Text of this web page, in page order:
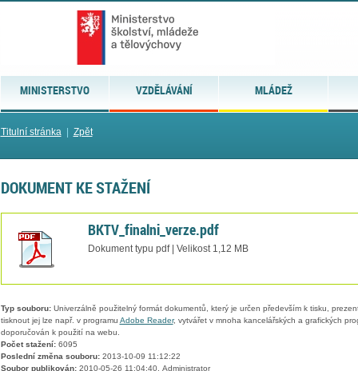
MINISTERSTVO VZDĚLÁVÁNÍ MLÁDEŽ
Titulní stránka| Zpět
DOKUMENT KE STAŽENÍ
BKTV_finalni_verze.pdf
Dokument typu pdf | Velikost 1,12 MB
Typ souboru:Univerzálně použitelný formát dokumentů, který je určen především k tisku,
tisknout jej lze např. v programu Adobe Reader, vytvářet v mnoha kancelářských a grafických
doporučován k použití na webu.
Počet stažení:6095
Poslední změna souboru:2013-10-09 11:12:22
Soubor publikován:2010-05-26 11:04:40, Administrator